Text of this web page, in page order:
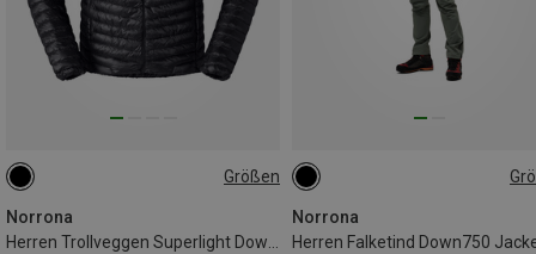
Größen
Norrona
L
Norrona
Herren Falketind Down750
L